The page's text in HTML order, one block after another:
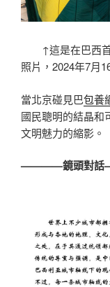
↑這是在巴西首
照片，2024年7月
當北京碰見巴包養
國民聰明的結晶和
文明魅力的縮影。
————鏡頭對